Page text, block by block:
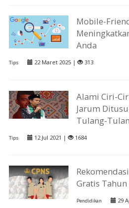
Mobile-
Anda
Tips 22 Maret 2025 | 313
Alami Ciri-
Jarum
Tulang-
Tips 12 Jul 2021 | 1684
Gratis
Pendidikan 29